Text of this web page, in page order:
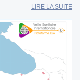
LIRE LA SUITE